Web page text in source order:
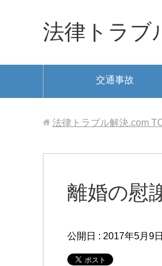
法律トラブ
交通事故
法律トラブル解決.com
離婚の慰
公開日 : 2017年5月9日